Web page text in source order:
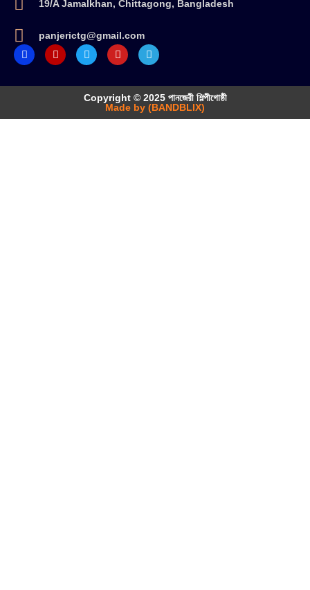
19/A Jamalkhan, Chittagong, Bangladesh
panjerictg@gmail.com
Copyright © 2025 পানজেরী শিল্পীগোষ্ঠী
Made by (BANDBLIX)